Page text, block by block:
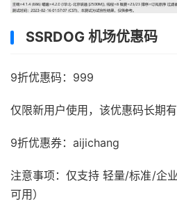
SSRDOG 机场优惠码
9折优惠码：999
仅限新用户使用，该优惠码长期有
9折优惠券：aijichang
注意事项：仅支持 轻量/标准/企
可用）